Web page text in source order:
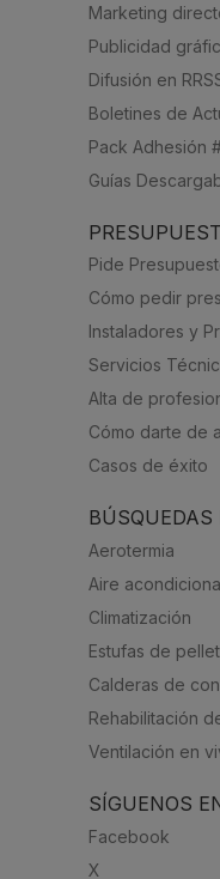
Marketing
Publicidad
Difusión en
Boletines de
Pack Adhesión
Guías
Pide
Cómo pedir
Instaladores y
Servicios
Alta de
Cómo darte de
Casos de éxito
BÚSQUEDAS
Aerotermia
Aire
Climatización
Estufas de
Calderas de
Rehabilitación
Ventilación en
SÍGUENOS
Facebook
X